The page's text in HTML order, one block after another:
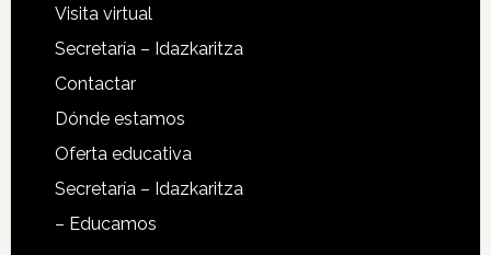
Visita virtual
Secretaría – Idazkaritza
Contactar
Dónde estamos
Oferta educativa
Secretaría – Idazkaritza
– Educamos